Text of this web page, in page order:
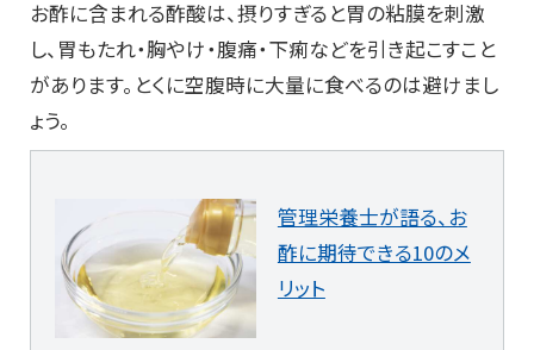
お酢に含まれる酢酸は、摂りすぎると胃の粘膜を刺激
し、胃もたれ・胸やけ・腹痛・下痢などを引き起こすこと
があります。とくに空腹時に大量に食べるのは避けまし
ょう。
管理栄養士が語る、お
酢に期待できる10のメ
リット